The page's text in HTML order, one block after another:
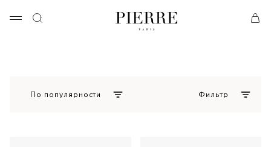
Фильтр
По популярности